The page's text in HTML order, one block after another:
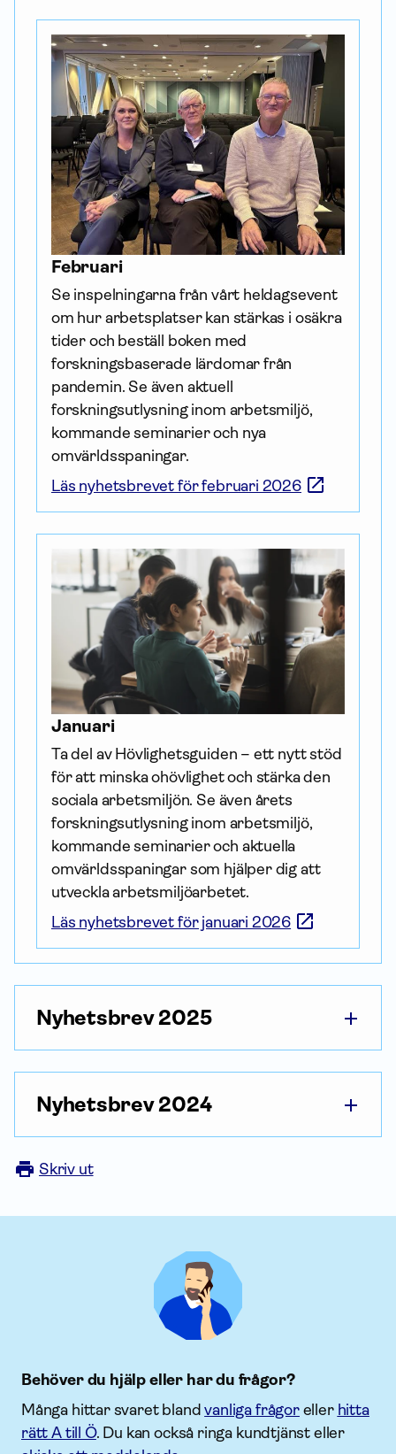
Februari
Se inspelningarna från vårt heldagsevent
om hur arbetsplatser kan stärkas i osäkra
tider och beställ boken med
forskningsbaserade lärdomar från
pandemin. Se även aktuell
forskningsutlysning inom arbetsmiljö,
kommande seminarier och nya
omvärldsspaningar.
Läs nyhetsbrevet för februari 2026
Januari
Ta del av Hövlighetsguiden – ett nytt stöd
för att minska ohövlighet och stärka den
sociala arbetsmiljön. Se även årets
forskningsutlysning inom arbetsmiljö,
kommande seminarier och aktuella
omvärldsspaningar som hjälper dig att
utveckla arbets­miljö­arbetet.
Läs nyhetsbrevet för januari 2026
Nyhetsbrev 2025
Nyhetsbrev 2024
Skriv ut
Behöver du hjälp eller har du frågor?
Många hittar svaret blandvanliga frågoreller hitta
rätt A till Ö. Du kan också ringa kundtjänst eller